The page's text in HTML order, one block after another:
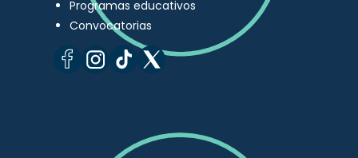
Programas educativos
Convocatorias